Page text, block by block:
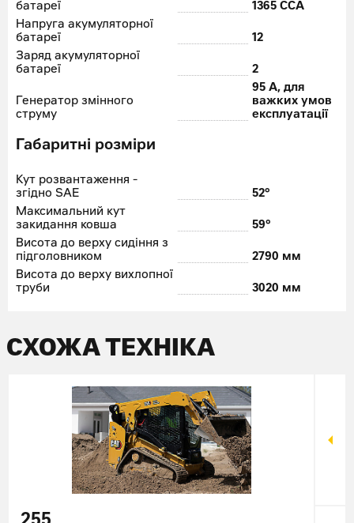
батареї
1365 CCA
Напруга акумуляторної
батареї
12
Заряд акумуляторної
батареї
2
Генератор змінного
струму
95 A, для
важких умов
експлуатації
Габаритні розміри
Кут розвантаження -
згідно SAE
52°
Максимальний кут
закидання ковша
59°
Висота до верху сидіння з
підголовником
2790 мм
Висота до верху вихлопної
труби
3020 мм
СХОЖА ТЕХНІКА